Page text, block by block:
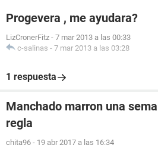
Progevera , me ayudara?
LizCronerFitz - 7 mar 2013 a las 00:33
c-salinas - 7 mar 2013 a las 03:28
1 respuesta
Manchado marron una
regla
chita96 - 19 abr 2017 a las 16:34